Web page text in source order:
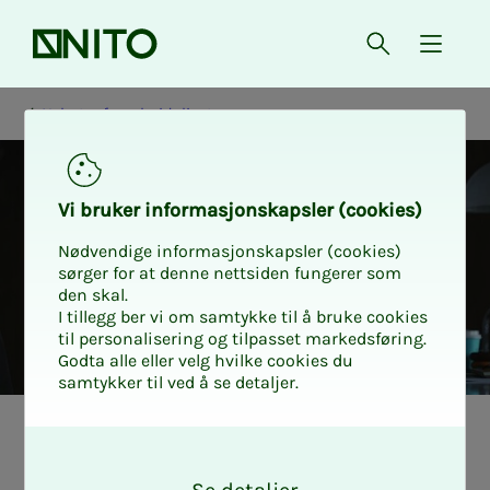
Forsiden Åpne søk
{
Nyheter fra arbeidslivet
Vi bru­­­ker in­­­for­­­ma­­­sjons­­­kaps­­­­­ler (cookies)
Nødvendige informasjonskapsler (cookies)
sørger for at denne nettsiden fungerer som
den skal.
I tillegg ber vi om samtykke til å bruke cookies
til personalisering og tilpasset markedsføring.
Godta alle eller velg hvilke cookies du
samtykker til ved å se detaljer.